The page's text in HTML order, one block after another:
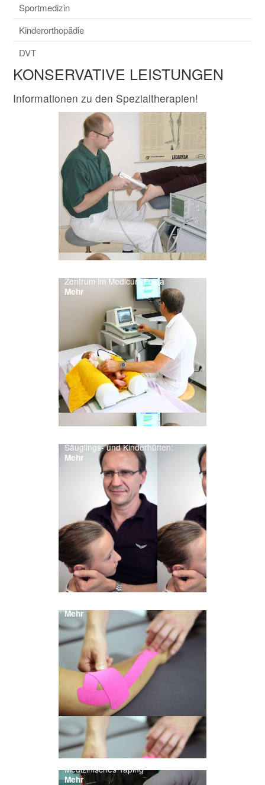
Sportmedizin
Kinderorthopädie
DVT
KONSERVATIVE LEISTUNGEN
Informationen zu den Spezialtherapien!
Zentrum im Medicum Fulda
Mehr
Säuglings- und Kinderhüften:
Mehr
Mehr
Medizinisches Taping
Mehr